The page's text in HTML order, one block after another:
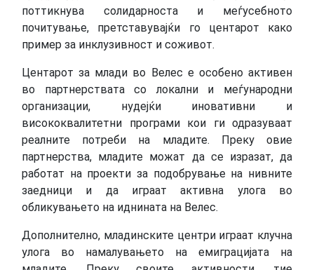
поттикнува солидарноста и меѓусебното
почитување, претставувајќи го центарот како
пример за инклузивност и соживот.
Центарот за млади во Велес е особено активен
во партнерствата со локални и меѓународни
организации, нудејќи иновативни и
висококвалитетни програми кои ги одразуваат
реалните потреби на младите. Преку овие
партнерства, младите можат да се изразат, да
работат на проекти за подобрување на нивните
заедници и да играат активна улога во
обликувањето на иднината на Велес.
Дополнително, младинските центри играат клучна
улога во намалувањето на емиграцијата на